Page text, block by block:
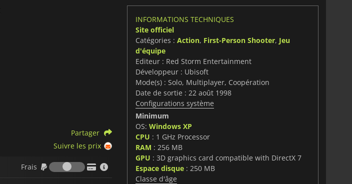
des trois premiers matchs. Les armes, les uniformes et le matériel ne peuvent pas être
personnalisés, ils dépendent des agents et des missions.
Partager
Suivre les prix
Frais
Frais
INFORMATIONS TECHNIQUES
Site officiel
Catégories : Action, First-Person Shooter, Jeu
d'équipe
Editeur : Red Storm Entertainment
Développeur : Ubisoft
Mode(s) : Solo, Multiplayer, Coopération
Date de sortie : 22 août 1998
Configurations système
Minimum
OS: Windows XP
CPU : 1 GHz Processor
RAM : 256 MB
GPU : 3D graphics card compatible with DirectX 7
Espace disque: 250 MB
Classe d'âge